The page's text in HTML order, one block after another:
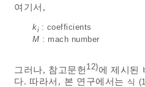
여기서,
ki: coefficients
M : mach number
그러나, 참고문헌 12)에 제시된
다. 따라서, 본 연구에서는 식